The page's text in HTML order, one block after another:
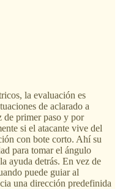
la evaluación es
de aclarado a
de primer paso y por
si el atacante vive del
con bote corto. Ahí su
para tomar el ángulo
ayuda detrás. En vez de
puede guiar al
una dirección predefinida